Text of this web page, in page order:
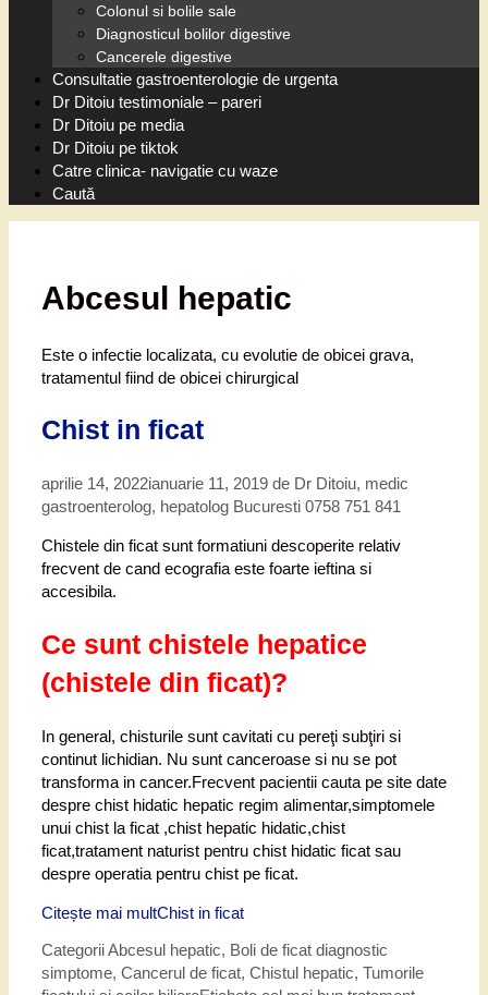
Colonul si bolile sale
Diagnosticul bolilor digestive
Cancerele digestive
Consultatie gastroenterologie de urgenta
Dr Ditoiu testimoniale – pareri
Dr Ditoiu pe media
Dr Ditoiu pe tiktok
Catre clinica- navigatie cu waze
Caută
Abcesul hepatic
Este o infectie localizata, cu evolutie de obicei grava,
tratamentul fiind de obicei chirurgical
Chist in ficat
aprilie 14, 2022ianuarie 11, 2019 de Dr Ditoiu, medic
gastroenterolog, hepatolog Bucuresti 0758 751 841
Chistele din ficat sunt formatiuni descoperite relativ
frecvent de cand ecografia este foarte ieftina si
accesibila.
Ce sunt chistele hepatice
(chistele din ficat)?
In general, chisturile sunt cavitati cu pereţi subţiri si
continut lichidian. Nu sunt canceroase si nu se pot
transforma in cancer.Frecvent pacientii cauta pe site date
despre chist hidatic hepatic regim alimentar,simptomele
unui chist la ficat ,chist hepatic hidatic,chist
ficat,tratament naturist pentru chist hidatic ficat sau
despre operatia pentru chist pe ficat.
Citește mai multChist in ficat
CategoriiAbcesul hepatic, Boli de ficat diagnostic
simptome, Cancerul de ficat, Chistul hepatic, Tumorile